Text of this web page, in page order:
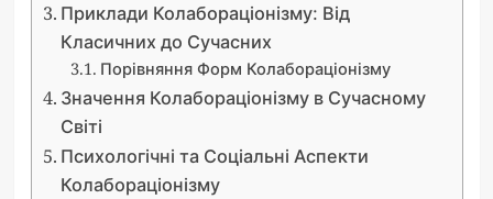
Приклади Колабораціонізму: Від
Класичних до Сучасних
Порівняння Форм Колабораціонізму
Значення Колабораціонізму в Сучасному
Світі
Психологічні та Соціальні Аспекти
Колабораціонізму